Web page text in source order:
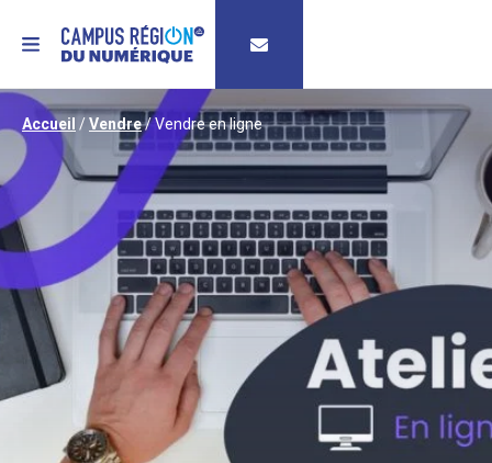
MENU
Accueil / Vendre/Vendre en ligne